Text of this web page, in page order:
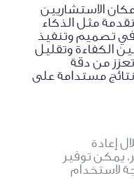
الاستشاريين
مثل الذكاء
في تصميم وتنفيذ
الكفاءة وتقليل
تعزز من دقة
مستدامة على
إعادة
يمكن توفير
لاستخدام